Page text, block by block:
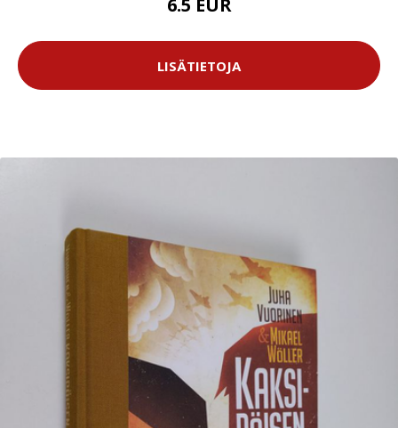
6.5 EUR
LISÄTIETOJA